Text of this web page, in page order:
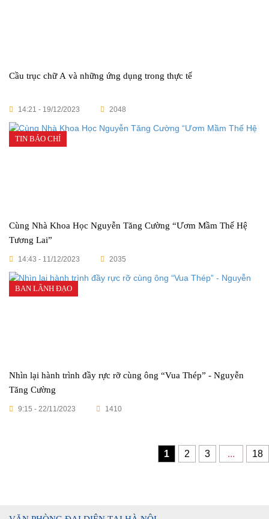
Cầu trục chữ A và những ứng dụng trong thực tế
14:21 - 19/12/2023 2048
TIN BÁO CHÍ
Cùng Nhà Khoa Học Nguyễn Tăng Cường “Ươm Mầm Thế Hệ
Tương Lai”
14:43 - 11/12/2023 2035
BAN LÃNH ĐẠO
Nhìn lại hành trình đầy rực rỡ cùng ông “Vua Thép” - Nguyễn
Tăng Cường
9:15 - 22/11/2023 1410
1 2 3 ... 18